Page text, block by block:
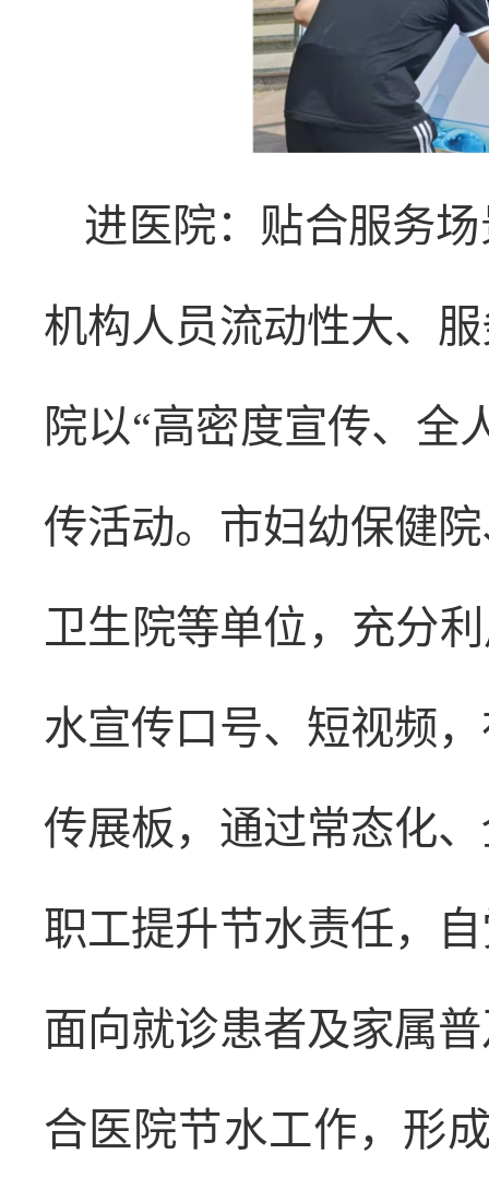
进医院：贴合服务
机构人员流动性大、
院以“高密度宣传、全
传活动。市妇幼保健
卫生院等单位，充分
水宣传口号、短视频
传展板，通过常态化
职工提升节水责任，
面向就诊患者及家属
合医院节水工作，形